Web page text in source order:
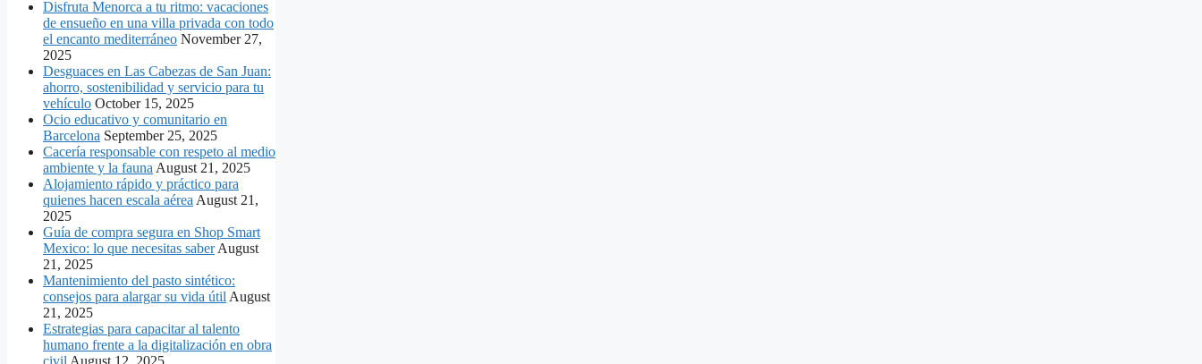
Disfruta Menorca a tu ritmo: vacaciones
de ensueño en una villa privada con todo
el encanto mediterráneo November 27,
2025
Desguaces en Las Cabezas de San Juan:
ahorro, sostenibilidad y servicio para tu
vehículo October 15, 2025
Ocio educativo y comunitario en
Barcelona September 25, 2025
Cacería responsable con respeto al medio
ambiente y la fauna August 21, 2025
Alojamiento rápido y práctico para
quienes hacen escala aérea August 21,
2025
Guía de compra segura en Shop Smart
Mexico: lo que necesitas saber August
21, 2025
Mantenimiento del pasto sintético:
consejos para alargar su vida útil August
21, 2025
Estrategias para capacitar al talento
humano frente a la digitalización en obra